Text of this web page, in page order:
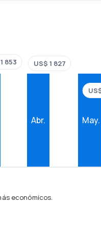
853
Abr.
US$ 1 827
May.
económicos.